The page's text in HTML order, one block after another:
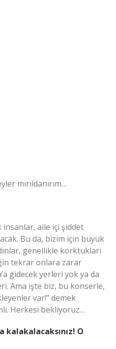
mırıldanırım…
insanlar, aile içi şiddet
Bu da, bizim için büyük
genellikle korktukları
tekrar onlara zarar
gidecek yerleri yok ya da
Ama işte biz, bu konserle,
var!” demek
Herkesi bekliyoruz…
kalakalacaksınız! O